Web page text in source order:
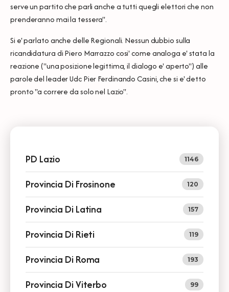
serve un partito che parli anche a tutti quegli elettori che non
prenderanno mai la tessera''.
Si e' parlato anche delle Regionali. Nessun dubbio sulla
ricandidatura di Piero Marrazzo cosi' come analoga e' stata la
reazione (''una posizione legittima, il dialogo e' aperto'') alle
parole del leader Udc Pier Ferdinando Casini, che si e' detto
pronto ''a correre da solo nel Lazio''.
PD Lazio 1146
Provincia Di Frosinone 120
Provincia Di Latina 157
Provincia Di Rieti 119
Provincia Di Roma 193
Provincia Di Viterbo 99